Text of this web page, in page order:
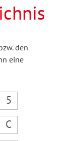
den
eine
5
C